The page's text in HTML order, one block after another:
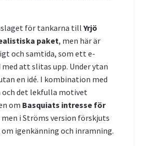
för tankarna till Yrjö
paket, men här är
och samtida, som ett e-
att slitas upp. Under ytan
en idé. I kombination med
och det lekfulla motivet
om Basquiats intresse för
men i Ströms version förskjuts
igenkänning och inramning.